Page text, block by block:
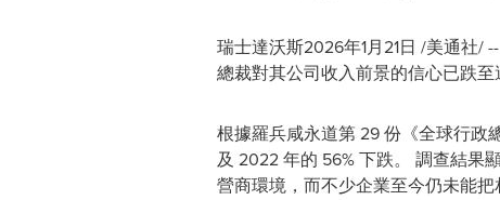
瑞士達沃斯2026年1月21日 /美通社/
總裁對其公司收入前景的信心已跌至
根據羅兵咸永道第 29 份《全球行政
及 2022 年的 56% 下跌。 調查結果
營商環境，而不少企業至今仍未能把